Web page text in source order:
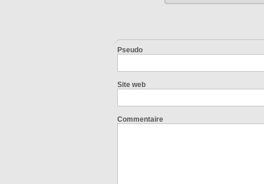
Pseudo
Site web
Commentaire